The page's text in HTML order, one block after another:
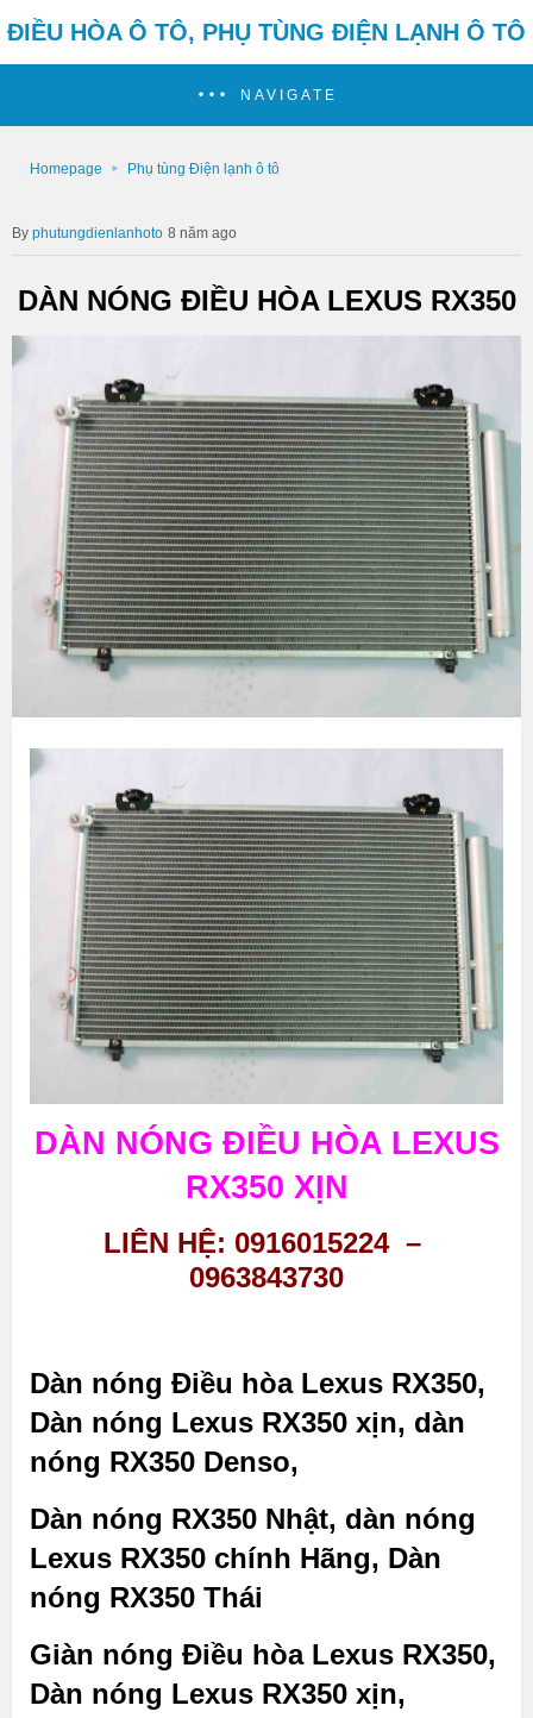
ĐIỀU HÒA Ô TÔ, PHỤ TÙNG ĐIỆN LẠNH Ô TÔ
NAVIGATE
Homepage Phụ tùng Điện lạnh ô tô
phutungdienlanhoto 8 năm ago
DÀN NÓNG ĐIỀU HÒA LEXUS RX350
DÀN NÓNG ĐIỀU HÒA LEXUS
RX350 XỊN
LIÊN HỆ: 0916015224 –
0963843730
Dàn nóng Điều hòa Lexus RX350,
Dàn nóng Lexus RX350 xịn, dàn
nóng RX350 Denso,
Dàn nóng RX350 Nhật, dàn nóng
Lexus RX350 chính Hãng, Dàn
nóng RX350 Thái
Giàn nóng Điều hòa Lexus RX350,
Dàn nóng Lexus RX350 xịn,